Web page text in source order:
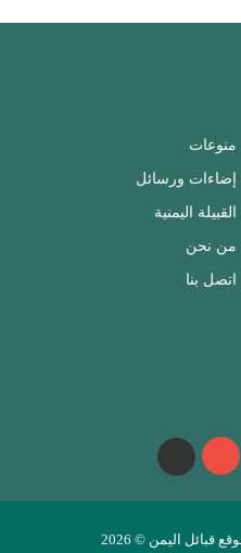
منوعات
إضاءات ورسائل
القبيلة اليمنية
من نحن
اتصل بنا
‫YouTubeواتساب
اليمن © 2026